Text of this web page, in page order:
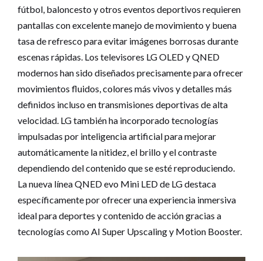
fútbol, baloncesto y otros eventos deportivos requieren
pantallas con excelente manejo de movimiento y buena
tasa de refresco para evitar imágenes borrosas durante
escenas rápidas. Los televisores LG OLED y QNED
modernos han sido diseñados precisamente para ofrecer
movimientos fluidos, colores más vivos y detalles más
definidos incluso en transmisiones deportivas de alta
velocidad. LG también ha incorporado tecnologías
impulsadas por inteligencia artificial para mejorar
automáticamente la nitidez, el brillo y el contraste
dependiendo del contenido que se esté reproduciendo.
La nueva línea QNED evo Mini LED de LG destaca
específicamente por ofrecer una experiencia inmersiva
ideal para deportes y contenido de acción gracias a
tecnologías como AI Super Upscaling y Motion Booster.